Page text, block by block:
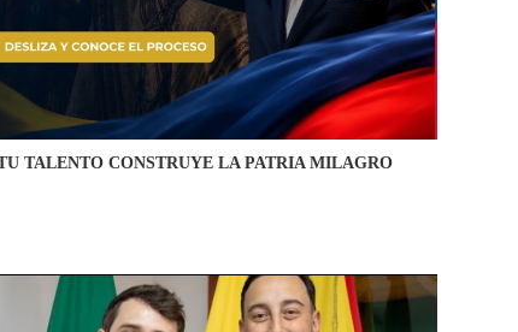
TALENTO CONSTRUYE LA PATRIA MILAGRO